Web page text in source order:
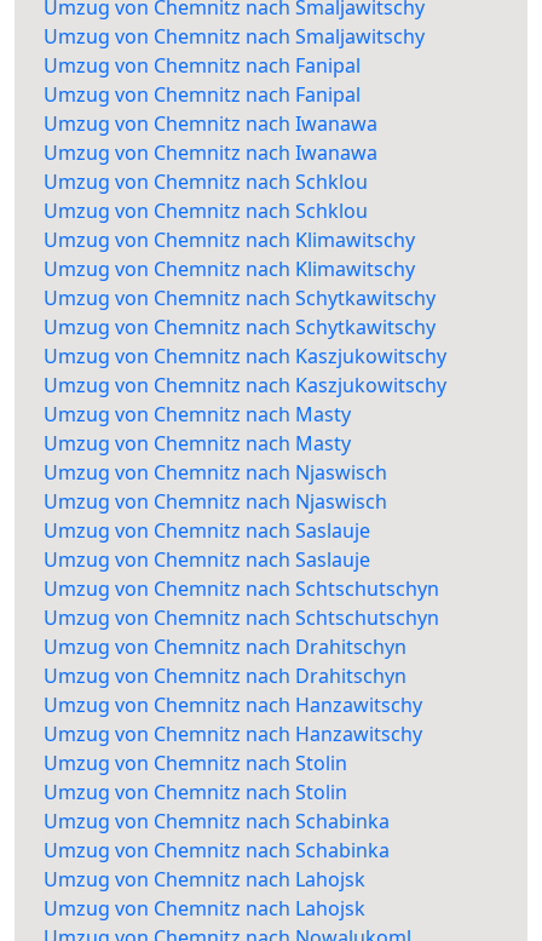
Umzug von Chemnitz nach Smaljawitschy
Umzug von Chemnitz nach Smaljawitschy
Umzug von Chemnitz nach Fanipal
Umzug von Chemnitz nach Fanipal
Umzug von Chemnitz nach Iwanawa
Umzug von Chemnitz nach Iwanawa
Umzug von Chemnitz nach Schklou
Umzug von Chemnitz nach Schklou
Umzug von Chemnitz nach Klimawitschy
Umzug von Chemnitz nach Klimawitschy
Umzug von Chemnitz nach Schytkawitschy
Umzug von Chemnitz nach Schytkawitschy
Umzug von Chemnitz nach Kaszjukowitschy
Umzug von Chemnitz nach Kaszjukowitschy
Umzug von Chemnitz nach Masty
Umzug von Chemnitz nach Masty
Umzug von Chemnitz nach Njaswisch
Umzug von Chemnitz nach Njaswisch
Umzug von Chemnitz nach Saslauje
Umzug von Chemnitz nach Saslauje
Umzug von Chemnitz nach Schtschutschyn
Umzug von Chemnitz nach Schtschutschyn
Umzug von Chemnitz nach Drahitschyn
Umzug von Chemnitz nach Drahitschyn
Umzug von Chemnitz nach Hanzawitschy
Umzug von Chemnitz nach Hanzawitschy
Umzug von Chemnitz nach Stolin
Umzug von Chemnitz nach Stolin
Umzug von Chemnitz nach Schabinka
Umzug von Chemnitz nach Schabinka
Umzug von Chemnitz nach Lahojsk
Umzug von Chemnitz nach Lahojsk